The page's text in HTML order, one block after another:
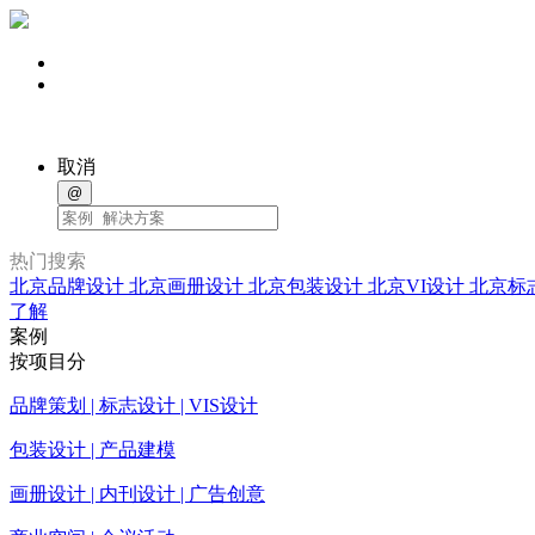
取消
@
热门搜索
北京品牌设计 北京画册设计 北京包装设计 北京VI设计 北京标
了解
案例
按项目分
品牌策划 | 标志设计 | VIS设计
包装设计 | 产品建模
画册设计 | 内刊设计 | 广告创意